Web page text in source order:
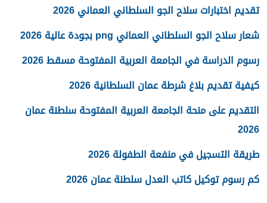
تقديم اختبارات سلاح الجو السلطاني العماني 2026
شعار سلاح الجو السلطاني العماني png بجودة عالية 2026
رسوم الدراسة في الجامعة العربية المفتوحة مسقط 2026
كيفية تقديم بلاغ شرطة عمان السلطانية 2026
التقديم على منحة الجامعة العربية المفتوحة سلطنة عمان
2026
طريقة التسجيل في منفعة الطفولة 2026
كم رسوم توكيل كاتب العدل سلطنة عمان 2026